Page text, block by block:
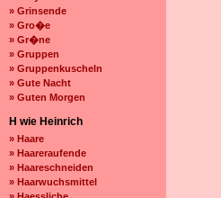
» Grinsende
» Gro�e
» Gr�ne
» Gruppen
» Gruppenkuscheln
» Gute Nacht
» Guten Morgen
H wie Heinrich
» Haare
» Haareraufende
» Haareschneiden
» Haarwuchsmittel